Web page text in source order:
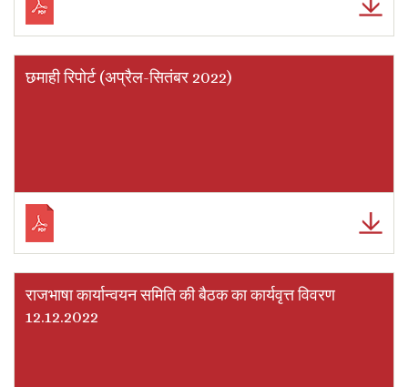
छमाही रिपोर्ट (अप्रैल-सितंबर 2022)
राजभाषा कार्यान्वयन समिति की बैठक का कार्यवृत्त विवरण
12.12.2022